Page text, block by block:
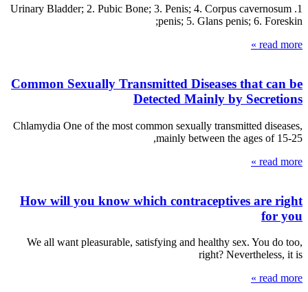
1. Urinary Bladder; 2. Pubic Bone; 3. Penis; 4. Corpus cavernosum
penis; 5. Glans penis; 6. Foreskin;
read more »
Common Sexually Transmitted Diseases that can be
Detected Mainly by Secretions
Chlamydia One of the most common sexually transmitted diseases,
mainly between the ages of 15-25,
read more »
How will you know which contraceptives are right
for you
We all want pleasurable, satisfying and healthy sex. You do too,
right? Nevertheless, it is
read more »